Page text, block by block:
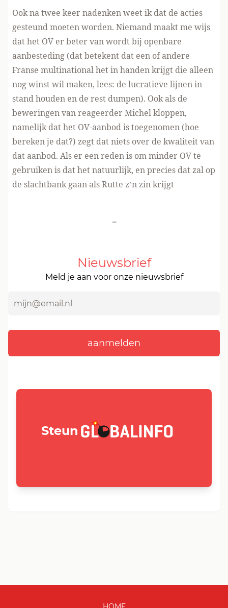
Ook na twee keer nadenken weet ik dat de acties
gesteund moeten worden. Niemand maakt me wijs
dat het OV er beter van wordt bij openbare
aanbesteding (dat betekent dat een of andere
Franse multinational het in handen krijgt die alleen
nog winst wil maken, lees: de lucratieve lijnen in
stand houden en de rest dumpen). Ook als de
beweringen van reageerder Michel kloppen,
namelijk dat het OV-aanbod is toegenomen (hoe
bereken je dat?) zegt dat niets over de kwaliteit van
dat aanbod. Als er een reden is om minder OV te
gebruiken is dat het natuurlijk, en precies dat zal op
de slachtbank gaan als Rutte z’n zin krijgt
-
Nieuwsbrief
Meld je aan voor onze nieuwsbrief
Steun GLOBALINFO.nl